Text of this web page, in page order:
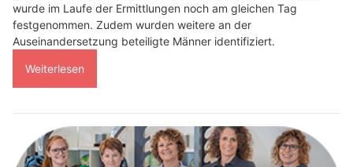
wurde im Laufe der Ermittlungen noch am gleichen Tag
festgenommen. Zudem wurden weitere an der
Auseinandersetzung beteiligte Männer identifiziert.
Weiterlesen